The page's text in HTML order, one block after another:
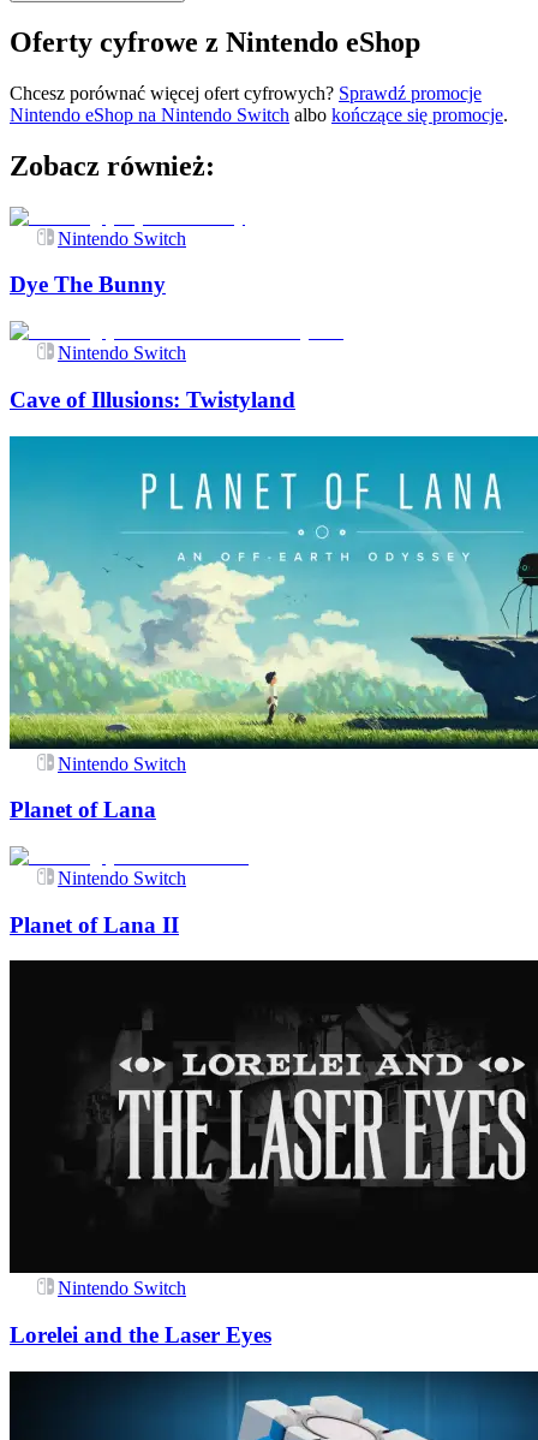
Oferty cyfrowe z Nintendo eShop
Chcesz porównać więcej ofert cyfrowych? Sprawdź promocje
Nintendo eShop na Nintendo Switch albo kończące się promocje.
Zobacz również:
Nintendo Switch
Dye The Bunny
Nintendo Switch
Cave of Illusions: Twistyland
Nintendo Switch
Planet of Lana
Nintendo Switch
Planet of Lana II
Nintendo Switch
Lorelei and the Laser Eyes